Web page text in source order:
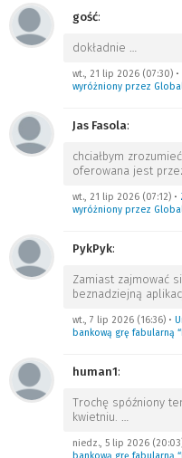
gość:
dokładnie …
wt., 21 lip 2026 (07:30) •
wyróżniony przez
Jas Fasola:
chciałbym
oferowana jest
wt., 21 lip 2026 (07:12) •
wyróżniony przez
PykPyk:
Zamiast zajmować
beznadziejną
wt., 7 lip 2026 (16:36) •
bankową grę fabularną
human1:
Trochę spóźniony
kwietniu. …
niedz., 5 lip 2026